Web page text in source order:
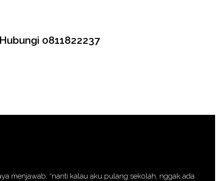
0811822237
menjawab: “nanti kalau aku pulang sekolah, nggak ada